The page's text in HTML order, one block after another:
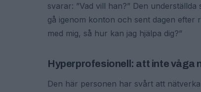
svarar: ”Vad vill han?” Den
gå igenom konton och sent dagen efter
med mig, så hur kan jag hjälpa dig?”
Hyperprofesionell: att inte våga
Den här personen har svårt att